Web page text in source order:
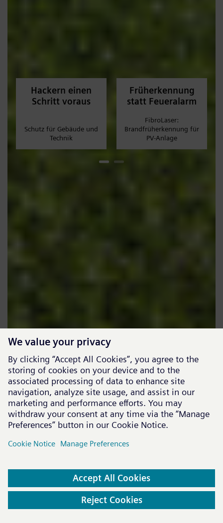
Hackern einen
Schritt voraus
Schutz für Gebäude und
Technik
Früherkennung
statt Feueralarm
FibroLaser:
Brandfrüherkennung für
PV-Anlage